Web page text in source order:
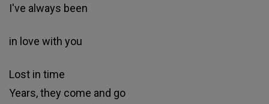
I've always been
in love with you
Lost in time
Years, they come and go